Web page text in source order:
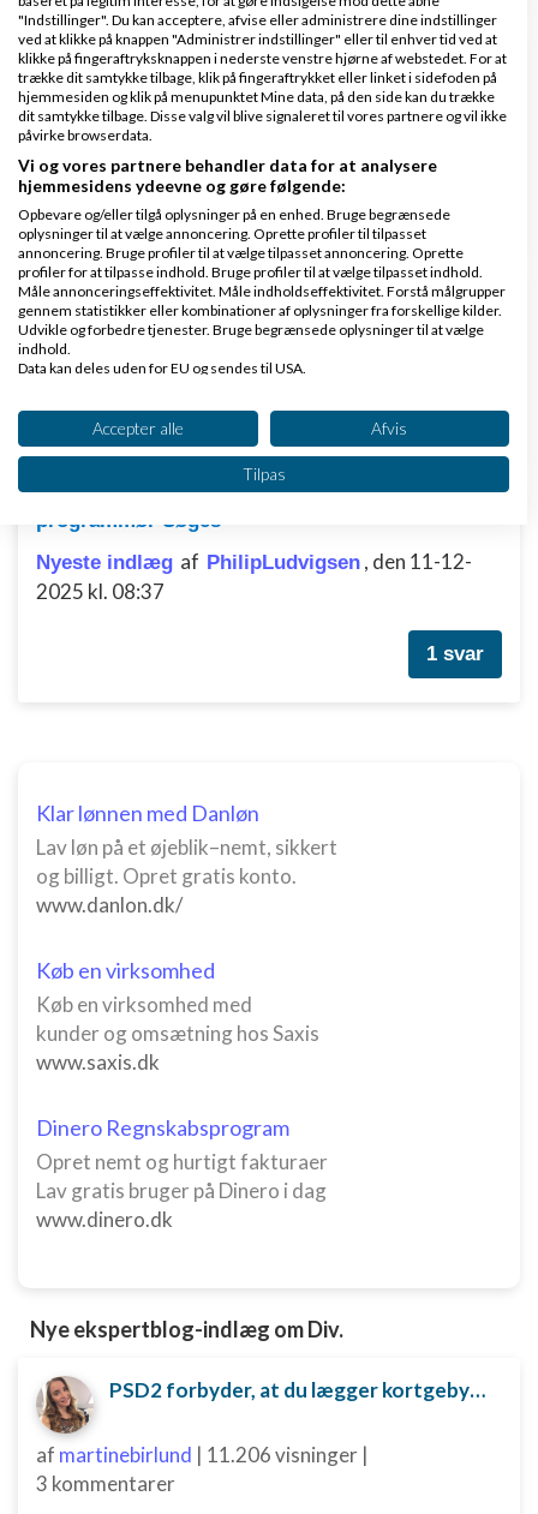
Private credit score
Nyeste indlægafAmva1929 ,den 25-05-2026 kl.
11:30
1 svar
Søger ilustrator
Nyeste indlæg
2 svar
programmør Søges
Nyeste indlæg af PhilipLudvigsen , den 11-12-
2025 kl. 08:37
1 svar
Klar lønnen med Danløn
Lav løn på et øjeblik–nemt, sikkert
og billigt. Opret gratis konto.
www.danlon.dk/
Køb en virksomhed
Køb en virksomhed med
kunder og omsætning hos Saxis
www.saxis.dk
Dinero Regnskabsprogram
Opret nemt og hurtigt fakturaer
Lav gratis bruger på Dinero i dag
www.dinero.dk
Nye ekspertblog-indlæg om Div.
PSD2 forbyder, at du lægger kortgebyret ud til dine kunder fra 1. januar 2018
af martinebirlund | 11.206 visninger |
3 kommentarer
"Indstillinger". Du kan acceptere, afvise eller administrere dine indstillinger
ved at klikke på knappen "Administrer indstillinger" eller til enhver tid ved at
klikke på fingeraftryksknappen i nederste venstre hjørne af webstedet. For at
trække dit samtykke tilbage, klik på fingeraftrykket eller linket i sidefoden på
hjemmesiden og klik på menupunktet Mine data, på den side kan du trække
dit samtykke tilbage. Disse valg vil blive signaleret til vores partnere og vil ikke
påvirke browserdata.
Vi og vores partnere behandler data for at analysere
hjemmesidens ydeevne og gøre følgende:
Opbevare og/eller tilgå oplysninger på en enhed. Bruge begrænsede
oplysninger til at vælge annoncering. Oprette profiler til tilpasset
annoncering. Bruge profiler til at vælge tilpasset annoncering. Oprette
profiler for at tilpasse indhold. Bruge profiler til at vælge tilpasset indhold.
Måle annonceringseffektivitet. Måle indholdseffektivitet. Forstå målgrupper
gennem statistikker eller kombinationer af oplysninger fra forskellige kilder.
Udvikle og forbedre tjenester. Bruge begrænsede oplysninger til at vælge
indhold.
Data kan deles uden for EU og sendes til USA.
Se partnerliste (2 IAB-leverandører)
Vi bruger dine data til følgende formål:
IAB's behandlingsformål:
Opbevare og/eller tilgå oplysninger på en
Bruge begrænsede oplysninger til at vælge
Måle annonceringseffektivitet
Forstå målgrupper gennem statistikker eller
kombinationer af oplysninger fra forskellige
kilder
Udvikle og forbedre tjenester
Bruge begrænsede oplysninger til at vælge
indhold
IAB Special Features:
Bruge præcise geografiske
Ikke-IAB-behandlingsformål:
Nødvendig
Ydeevne
Funktionel
Accepter alle Afvis
Tilpas